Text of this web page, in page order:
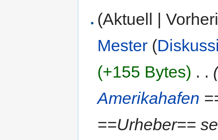
(Aktuell |
Mester (
(+155 Bytes) . .
Amerikahafen
==Urheber==